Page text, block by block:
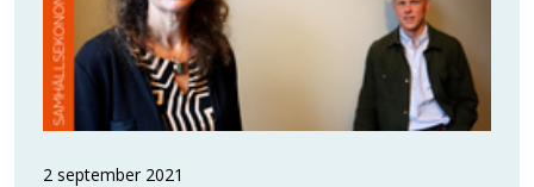
2 september 2021